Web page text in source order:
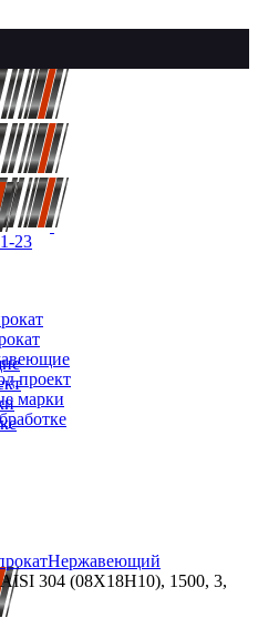
23
проект
марки
Нержавеющий
304 (08Х18Н10), 1500, 3,